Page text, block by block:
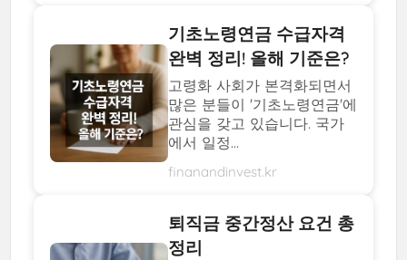
기초노령연금 수급자격
완벽 정리! 올해 기준은?
고령화 사회가 본격화되면서
많은 분들이 '기초노령연금'에
관심을 갖고 있습니다. 국가
에서 일정...
finanandinvest.kr
퇴직금 중간정산 요건 총
정리